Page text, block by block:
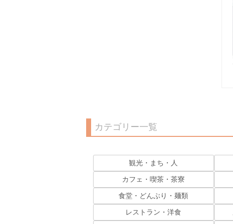
カテゴリー一覧
観光・まち・人
カフェ・喫茶・茶寮
食堂・どんぶり・麺類
レストラン・洋食